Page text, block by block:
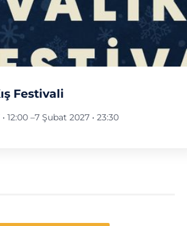
Festivali
12:00 –7 Şubat 2027 • 23:30